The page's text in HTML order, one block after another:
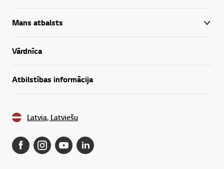
Mans atbalsts
Vārdnīca
Atbilstības informācija
Latvia, Latviešu